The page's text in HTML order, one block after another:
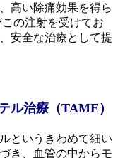
高い除痛効果を得ら
の注射を受けてお
安全な治療として提
ル治療（TAME）
というきわめて細い
き、血管の中からモ